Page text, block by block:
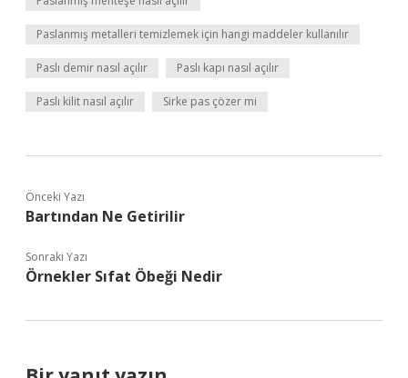
Paslanmış metalleri temizlemek için hangi maddeler kullanılır
Paslı demir nasıl açılır Paslı kapı nasıl açılır
Paslı kilit nasıl açılır Sirke pas çözer mi
Önceki Yazı
Bartından Ne Getirilir
Sonraki Yazı
Örnekler Sıfat Öbeği Nedir